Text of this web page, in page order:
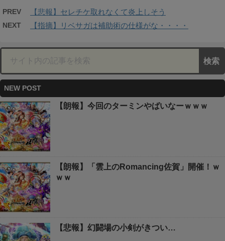
PREV 【悲報】セレチケ取れなくて炎上しそう
NEXT 【指摘】リベサガは補助術の仕様がな・・・・
NEW POST
【朗報】今回のターミンやばいなーｗｗｗ
【朗報】「雲上のRomancing佐賀」開催！ｗ
ｗｗ
【悲報】幻闘場の小剣がきつい…